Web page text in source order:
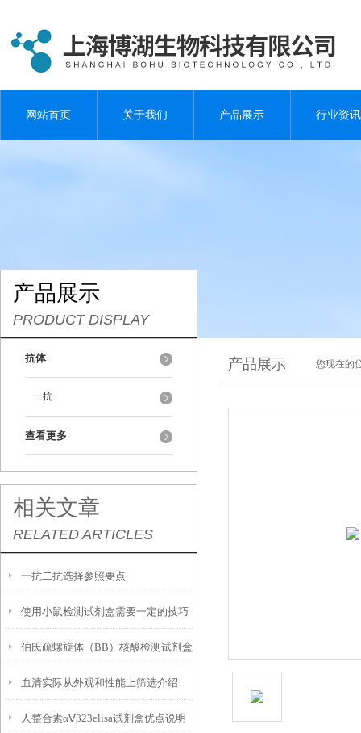
网站首页 关于我们 产品展示 行业资讯
产品展示
PRODUCT DISPLAY
抗体
一抗
查看更多
相关文章
RELATED ARTICLES
一抗二抗选择参照要点
使用小鼠检测试剂盒需要一定的技巧
和操作步骤
伯氏疏螺旋体（BB）核酸检测试剂盒
操作说明
血清实际从外观和性能上筛选介绍
人整合素αⅤβ23elisa试剂盒优点说明
产品展示 您现在的